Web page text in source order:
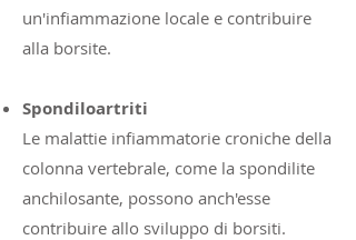
un'infiammazione locale e contribuire
alla borsite.
Spondiloartriti
Le malattie infiammatorie croniche della
colonna vertebrale, come la spondilite
anchilosante, possono anch'esse
contribuire allo sviluppo di borsiti.